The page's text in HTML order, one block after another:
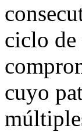
ciclo
cuyo